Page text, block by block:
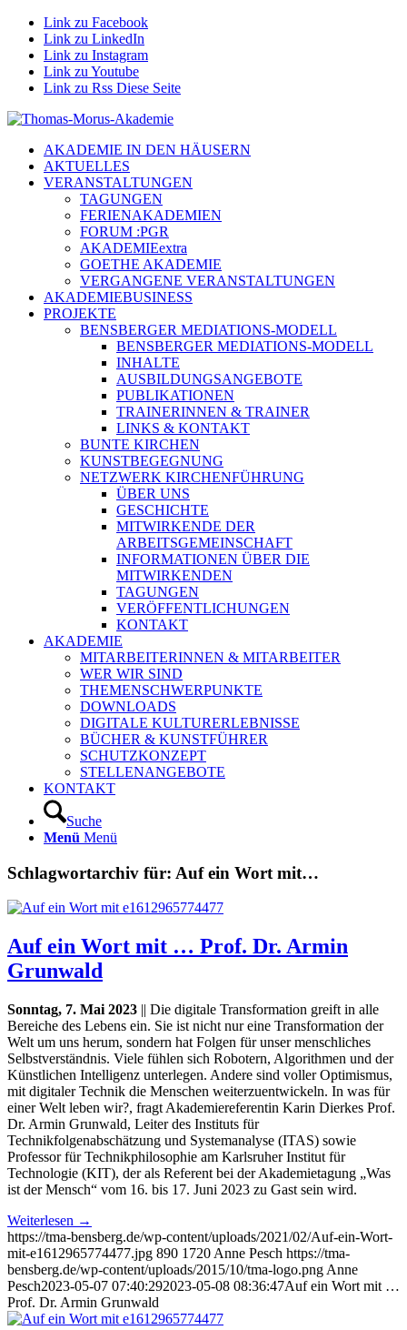
Link zu Facebook
Link zu LinkedIn
Link zu Instagram
Link zu Youtube
Link zu Rss Diese Seite
AKADEMIE IN DEN HÄUSERN
AKTUELLES
VERANSTALTUNGEN
TAGUNGEN
FERIENAKADEMIEN
FORUM :PGR
AKADEMIEextra
GOETHE AKADEMIE
VERGANGENE VERANSTALTUNGEN
AKADEMIEBUSINESS
PROJEKTE
BENSBERGER MEDIATIONS-MODELL
BENSBERGER MEDIATIONS-MODELL
INHALTE
AUSBILDUNGSANGEBOTE
PUBLIKATIONEN
TRAINERINNEN & TRAINER
LINKS & KONTAKT
BUNTE KIRCHEN
KUNSTBEGEGNUNG
NETZWERK KIRCHENFÜHRUNG
ÜBER UNS
GESCHICHTE
MITWIRKENDE DER
ARBEITSGEMEINSCHAFT
INFORMATIONEN ÜBER DIE
MITWIRKENDEN
TAGUNGEN
VERÖFFENTLICHUNGEN
KONTAKT
AKADEMIE
MITARBEITERINNEN & MITARBEITER
WER WIR SIND
THEMENSCHWERPUNKTE
DOWNLOADS
DIGITALE KULTURERLEBNISSE
BÜCHER & KUNSTFÜHRER
SCHUTZKONZEPT
STELLENANGEBOTE
KONTAKT
Suche
Menü Menü
Schlagwortarchiv für: Auf ein Wort mit…
Auf ein Wort mit … Prof. Dr. Armin
Grunwald
Sonntag, 7. Mai 2023 || Die digitale Transformation greift in alle
Bereiche des Lebens ein. Sie ist nicht nur eine Transformation der
Welt um uns herum, sondern hat Folgen für unser menschliches
Selbstverständnis. Viele fühlen sich Robotern, Algorithmen und der
Künstlichen Intelligenz unterlegen. Andere sind voller Optimismus,
mit digitaler Technik die Menschen weiterzuentwickeln. In was für
einer Welt leben wir?, fragt Akademiereferentin Karin Dierkes Prof.
Dr. Armin Grunwald, Leiter des Instituts für
Technikfolgenabschätzung und Systemanalyse (ITAS) sowie
Professor für Technikphilosophie am Karlsruher Institut für
Technologie (KIT), der als Referent bei der Akademietagung „Was
ist der Mensch“ vom 16. bis 17. Juni 2023 zu Gast sein wird.
Weiterlesen →
https://tma-bensberg.de/wp-content/uploads/2021/02/Auf-ein-Wort-
mit-e1612965774477.jpg 890 1720 Anne Pesch https://tma-
bensberg.de/wp-content/uploads/2015/10/tma-logo.png Anne
Pesch2023-05-07 07:40:292023-05-08 08:36:47Auf ein Wort mit …
Prof. Dr. Armin Grunwald